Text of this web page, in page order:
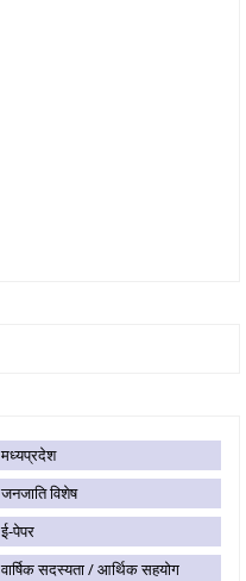
मध्यप्रदेश
जनजाति विशेष
ई-पेपर
वार्षिक सदस्यता / आर्थिक सहयोग